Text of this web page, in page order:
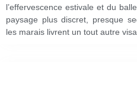
l’effervescence estivale et du
paysage plus discret, presque
les marais livrent un tout autre